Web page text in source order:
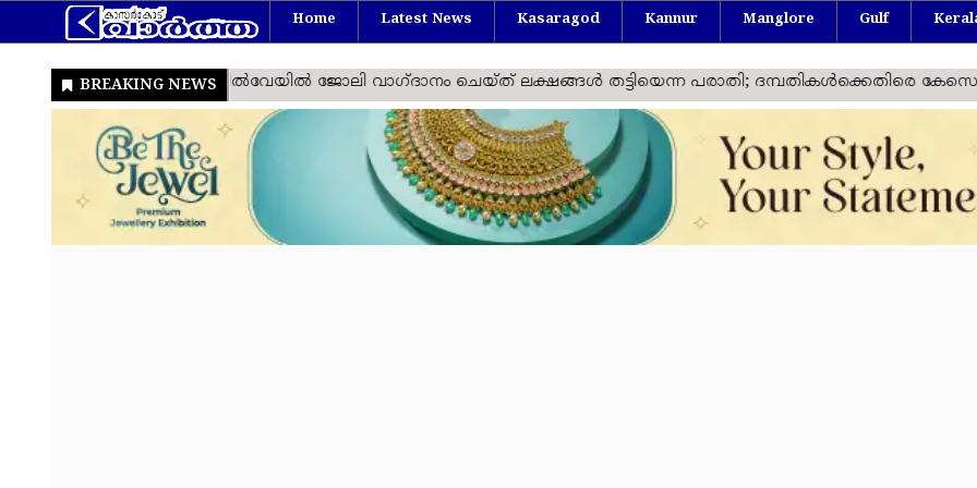
Home Latest News Kasaragod Kannur Manglore Gulf